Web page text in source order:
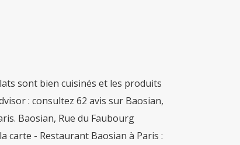
sont bien cuisinés et les produits
: consultez 62 avis sur Baosian,
Baosian, Rue du Faubourg
carte - Restaurant Baosian à Paris :